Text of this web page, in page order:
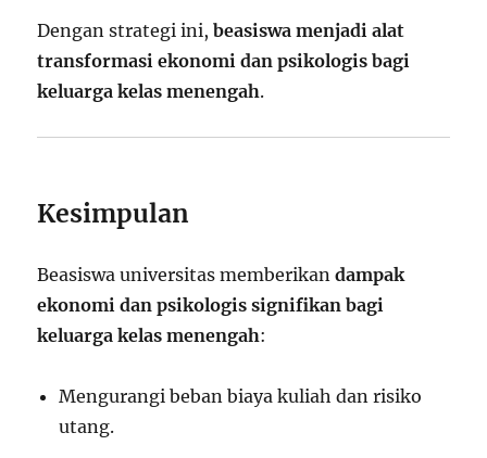
Dengan strategi ini,beasiswa menjadi alat
transformasi ekonomi dan psikologis bagi
keluarga kelas menengah.
Kesimpulan
Beasiswa universitas memberikandampak
ekonomi dan psikologis signifikan bagi
keluarga kelas menengah:
Mengurangi beban biaya kuliah dan risiko
utang.